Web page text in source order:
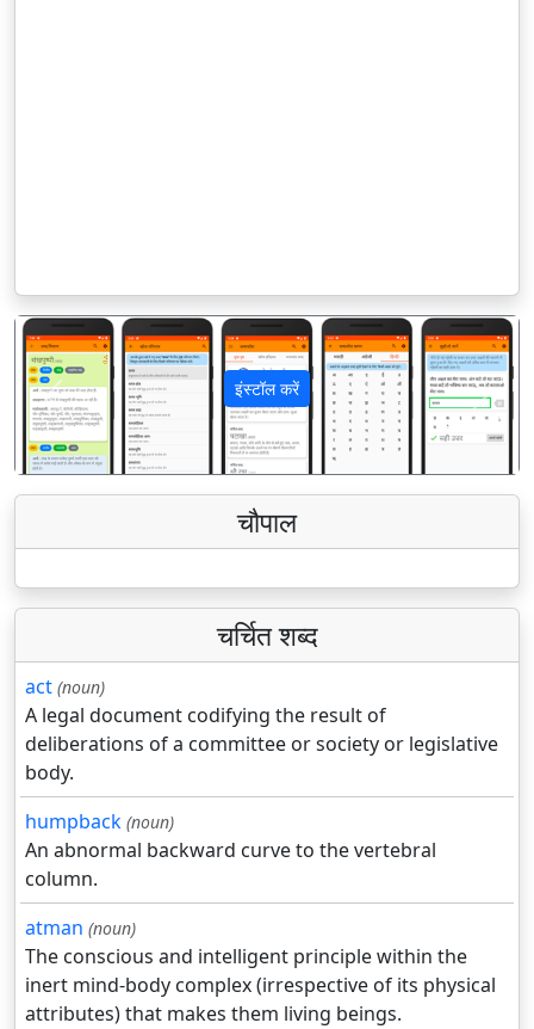
इंस्टॉल करें
पिछला अगला
चौपाल
चर्चित शब्द
act (noun)
A legal document codifying the result of
deliberations of a committee or society or legislative
body.
humpback (noun)
An abnormal backward curve to the vertebral
column.
atman (noun)
The conscious and intelligent principle within the
inert mind-body complex (irrespective of its physical
attributes) that makes them living beings.